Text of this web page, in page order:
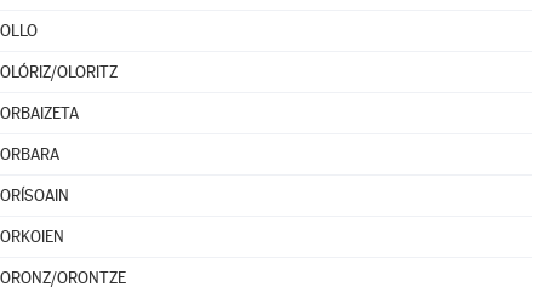
OLLO
OLÓRIZ/OLORITZ
ORBAIZETA
ORBARA
ORÍSOAIN
ORKOIEN
ORONZ/ORONTZE